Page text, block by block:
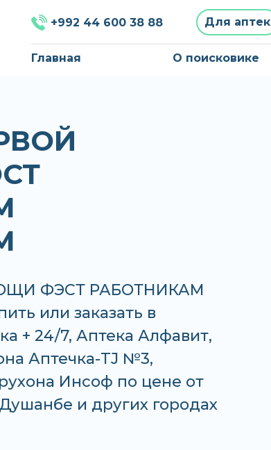
+992 44 600 38 88 Для аптек
Главная О поисковике
ФЭСТ РАБОТНИКАМ
или заказать в
+ 24/7, Аптека Алфавит,
Аптечка-TJ №3,
Инсоф по цене от
Душанбе и других городах